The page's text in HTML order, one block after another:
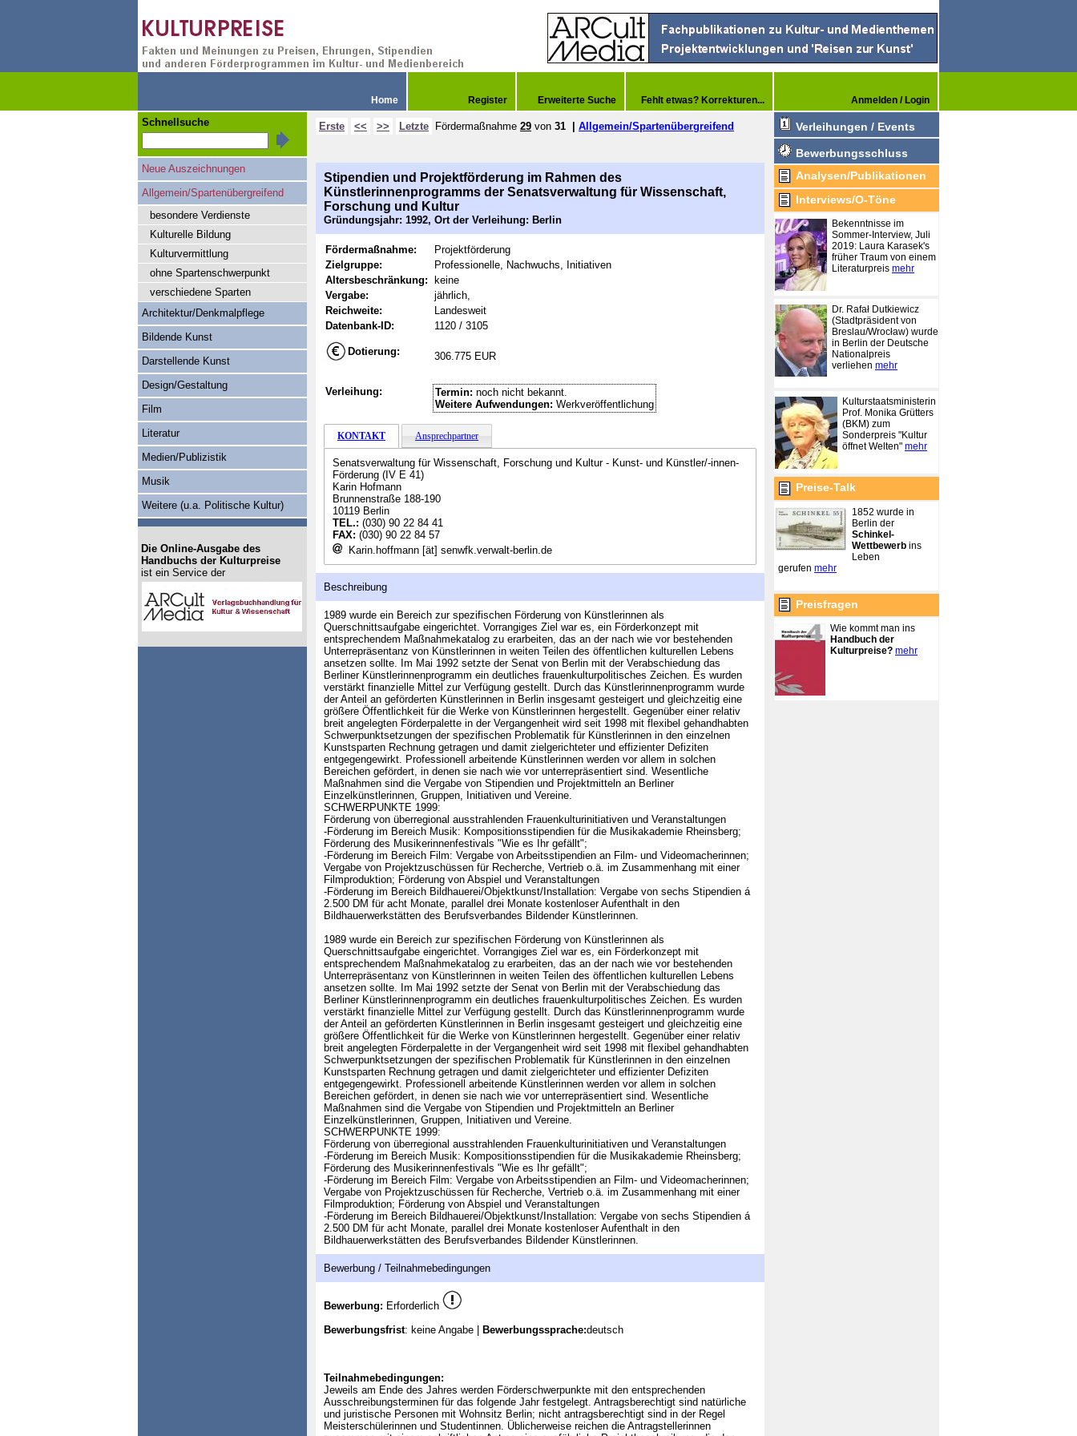
Home Register Erweiterte Suche Fehlt etwas? Korrekturen... Anmelden / Login
Erste << >> Letzte Fördermaßnahme 29 von 31 Allgemein/Spartenübergreifend
Stipendien und Projektförderung im Rahmen des
Künstlerinnenprogramms der Senatsverwaltung für Wissenschaft,
Forschung und Kultur
Gründungsjahr: 1992, Ort der Verleihung: Berlin
Fördermaßnahme:
Projektförderung
Zielgruppe:
Professionelle, Nachwuchs, Initiativen
Altersbeschränkung:
keine
Vergabe:
jährlich,
Reichweite:
Landesweit
Datenbank-ID:
1120 / 3105
Dotierung: 306.775 EUR
Verleihung: Termin: noch nicht bekannt.
Weitere Aufwendungen: Werkveröffentlichung
KONTAKT Ansprechpartner
Senatsverwaltung für Wissenschaft, Forschung und Kultur - Kunst- und Künstler/-innen-
Förderung (IV E 41)
Karin Hofmann
Brunnenstraße 188-190
10119 Berlin
TEL.: (030) 90 22 84 41
FAX: (030) 90 22 84 57
Karin.hoffmann [ät] senwfk.verwalt-berlin.de
Beschreibung
1989 wurde ein Bereich zur spezifischen Förderung von Künstlerinnen als
Querschnittsaufgabe eingerichtet. Vorrangiges Ziel war es, ein Förderkonzept mit
entsprechendem Maßnahmekatalog zu erarbeiten, das an der nach wie vor bestehenden
Unterrepräsentanz von Künstlerinnen in weiten Teilen des öffentlichen kulturellen Lebens
ansetzen sollte. Im Mai 1992 setzte der Senat von Berlin mit der Verabschiedung das
Berliner Künstlerinnenprogramm ein deutliches frauenkulturpolitisches Zeichen. Es wurden
verstärkt finanzielle Mittel zur Verfügung gestellt. Durch das Künstlerinnenprogramm wurde
der Anteil an geförderten Künstlerinnen in Berlin insgesamt gesteigert und gleichzeitig eine
größere Öffentlichkeit für die Werke von Künstlerinnen hergestellt. Gegenüber einer relativ
breit angelegten Förderpalette in der Vergangenheit wird seit 1998 mit flexibel gehandhabten
Schwerpunktsetzungen der spezifischen Problematik für Künstlerinnen in den einzelnen
Kunstsparten Rechnung getragen und damit zielgerichteter und effizienter Defiziten
entgegengewirkt. Professionell arbeitende Künstlerinnen werden vor allem in solchen
Bereichen gefördert, in denen sie nach wie vor unterrepräsentiert sind. Wesentliche
Maßnahmen sind die Vergabe von Stipendien und Projektmitteln an Berliner
Einzelkünstlerinnen, Gruppen, Initiativen und Vereine.
SCHWERPUNKTE 1999:
Förderung von überregional ausstrahlenden Frauenkulturinitiativen und Veranstaltungen
-Förderung im Bereich Musik: Kompositionsstipendien für die Musikakademie Rheinsberg;
Förderung des Musikerinnenfestivals "Wie es Ihr gefällt";
-Förderung im Bereich Film: Vergabe von Arbeitsstipendien an Film- und Videomacherinnen;
Vergabe von Projektzuschüssen für Recherche, Vertrieb o.ä. im Zusammenhang mit einer
Filmproduktion; Förderung von Abspiel und Veranstaltungen
-Förderung im Bereich Bildhauerei/Objektkunst/Installation: Vergabe von sechs Stipendien á
2.500 DM für acht Monate, parallel drei Monate kostenloser Aufenthalt in den
Bildhauerwerkstätten des Berufsverbandes Bildender Künstlerinnen.
1989 wurde ein Bereich zur spezifischen Förderung von Künstlerinnen als
Querschnittsaufgabe eingerichtet. Vorrangiges Ziel war es, ein Förderkonzept mit
entsprechendem Maßnahmekatalog zu erarbeiten, das an der nach wie vor bestehenden
Unterrepräsentanz von Künstlerinnen in weiten Teilen des öffentlichen kulturellen Lebens
ansetzen sollte. Im Mai 1992 setzte der Senat von Berlin mit der Verabschiedung das
Berliner Künstlerinnenprogramm ein deutliches frauenkulturpolitisches Zeichen. Es wurden
verstärkt finanzielle Mittel zur Verfügung gestellt. Durch das Künstlerinnenprogramm wurde
der Anteil an geförderten Künstlerinnen in Berlin insgesamt gesteigert und gleichzeitig eine
größere Öffentlichkeit für die Werke von Künstlerinnen hergestellt. Gegenüber einer relativ
breit angelegten Förderpalette in der Vergangenheit wird seit 1998 mit flexibel gehandhabten
Schwerpunktsetzungen der spezifischen Problematik für Künstlerinnen in den einzelnen
Kunstsparten Rechnung getragen und damit zielgerichteter und effizienter Defiziten
entgegengewirkt. Professionell arbeitende Künstlerinnen werden vor allem in solchen
Bereichen gefördert, in denen sie nach wie vor unterrepräsentiert sind. Wesentliche
Maßnahmen sind die Vergabe von Stipendien und Projektmitteln an Berliner
Einzelkünstlerinnen, Gruppen, Initiativen und Vereine.
SCHWERPUNKTE 1999:
Förderung von überregional ausstrahlenden Frauenkulturinitiativen und Veranstaltungen
-Förderung im Bereich Musik: Kompositionsstipendien für die Musikakademie Rheinsberg;
Förderung des Musikerinnenfestivals "Wie es Ihr gefällt";
-Förderung im Bereich Film: Vergabe von Arbeitsstipendien an Film- und Videomacherinnen;
Vergabe von Projektzuschüssen für Recherche, Vertrieb o.ä. im Zusammenhang mit einer
Filmproduktion; Förderung von Abspiel und Veranstaltungen
-Förderung im Bereich Bildhauerei/Objektkunst/Installation: Vergabe von sechs Stipendien á
2.500 DM für acht Monate, parallel drei Monate kostenloser Aufenthalt in den
Bildhauerwerkstätten des Berufsverbandes Bildender Künstlerinnen.
Bewerbung / Teilnahmebedingungen
Bewerbung: Erforderlich
Bewerbungsfrist: keine Angabe | Bewerbungssprache:deutsch
Teilnahmebedingungen:
Jeweils am Ende des Jahres werden Förderschwerpunkte mit den entsprechenden
Ausschreibungsterminen für das folgende Jahr festgelegt. Antragsberechtigt sind natürliche
und juristische Personen mit Wohnsitz Berlin; nicht antragsberechtigt sind in der Regel
Meisterschülerinnen und Studentinnen. Üblicherweise reichen die Antragstellerinnen
Schnellsuche
Neue Auszeichnungen
Allgemein/Spartenübergreifend
besondere Verdienste
Kulturelle Bildung
Kulturvermittlung
ohne Spartenschwerpunkt
verschiedene Sparten
Architektur/Denkmalpflege
Bildende Kunst
Darstellende Kunst
Design/Gestaltung
Film
Literatur
Medien/Publizistik
Musik
Weitere (u.a. Politische Kultur)
Die Online-Ausgabe des
Handbuchs der Kulturpreise
ist ein Service der
Verleihungen / Events
Bewerbungsschluss
Analysen/Publikationen
Interviews/O-Töne
Bekenntnisse im
Sommer-Interview, Juli
2019: Laura Karasek's
früher Traum von einem
Literaturpreis mehr
Dr. Rafał Dutkiewicz
(Stadtpräsident von
Breslau/Wrocław) wurde
in Berlin der Deutsche
Nationalpreis
verliehen mehr
Kulturstaatsministerin
Prof. Monika Grütters
(BKM) zum
Sonderpreis "Kultur
öffnet Welten" mehr
Preise-Talk
1852 wurde in
Berlin der
Schinkel-
Wettbewerb ins
Leben
gerufen mehr
Preisfragen
Wie kommt man ins
Handbuch der
Kulturpreise? mehr